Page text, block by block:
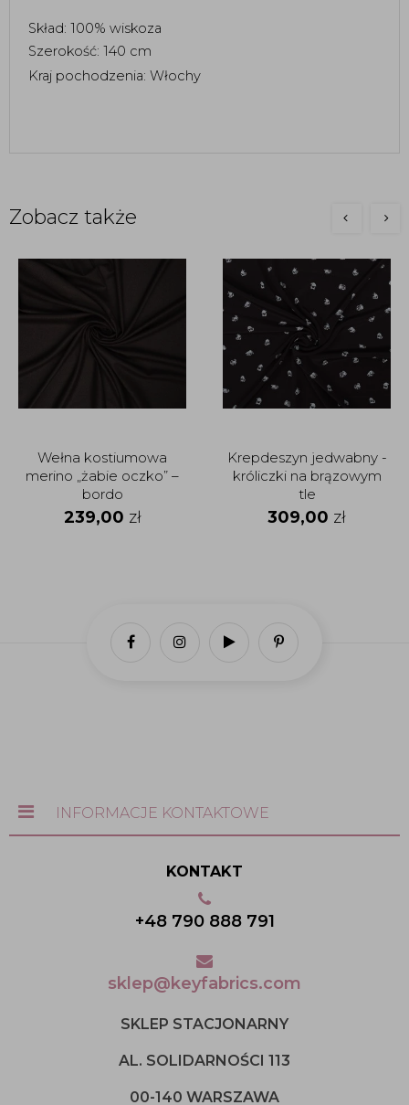
Skład: 100% wiskoza
Szerokość: 140 cm
Kraj pochodzenia: Włochy
Zobacz także
Wełna kostiumowa
merino „żabie oczko” –
bordo
239,00 zł
Krepdeszyn jedwabny -
króliczki na brązowym
tle
309,00 zł
INFORMACJE KONTAKTOWE
KONTAKT
+48 790 888 791
sklep@keyfabrics.com
SKLEP STACJONARNY
AL. SOLIDARNOŚCI 113
00-140 WARSZAWA